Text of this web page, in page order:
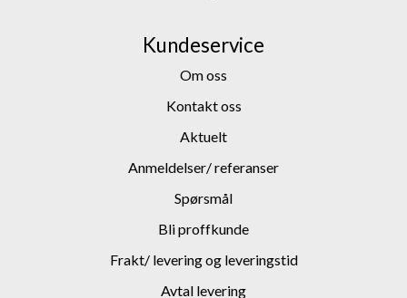
Kundeservice
Om oss
Kontakt oss
Aktuelt
Anmeldelser/ referanser
Spørsmål
Bli proffkunde
Frakt/ levering og leveringstid
Avtal levering